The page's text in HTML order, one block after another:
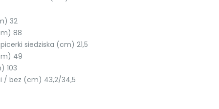
32
88
siedziska (cm) 21,5
49
103
/ bez (cm) 43,2/34,5